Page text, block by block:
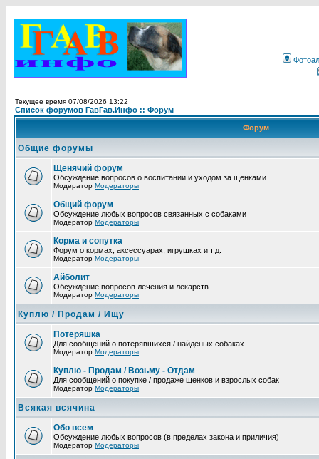
Текущее время 07/08/2026 13:22
Список форумов ГавГав.Инфо :: Форум
Форум
Общие форумы
Щенячий форум
Обсуждение вопросов о воспитании и уходом за щенками
Модератор Модераторы
Общий форум
Обсуждение любых вопросов связанных с собаками
Модератор Модераторы
Корма и сопутка
Форум о кормах, аксессуарах, игрушках и т.д.
Модератор Модераторы
Айболит
Обсуждение вопросов лечения и лекарств
Модератор Модераторы
Куплю / Продам / Ищу
Потеряшка
Для сообщений о потерявшихся / найденых собаках
Модератор Модераторы
Куплю - Продам / Возьму - Отдам
Для сообщений о покупке / продаже щенков и взрослых собак
Модератор Модераторы
Всякая всячина
Обо всем
Обсуждение любых вопросов (в пределах закона и приличия)
Модератор Модераторы